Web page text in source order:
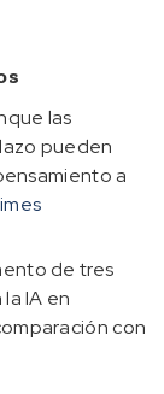
las
pueden
a
de tres
IA en
con